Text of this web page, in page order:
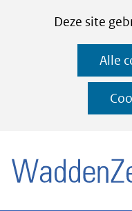
CookiesDeze site
deze
Alle